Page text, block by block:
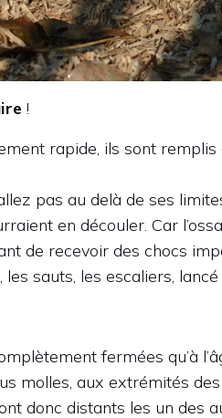
!
rapide, ils sont remplis
pas au delà de ses
en découler. Car
de recevoir des chocs
sauts, les escaliers,
fermées qu’à
molles, aux extrémités
donc distants les un des